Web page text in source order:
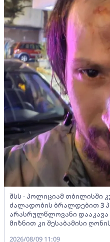
შსს - პოლიციამ თბილისში
ძალადობის ბრალდებით 3
არასრულწლოვანი დააკავა
მიზნით კი შესაბამისი
2026/08/09 11:09